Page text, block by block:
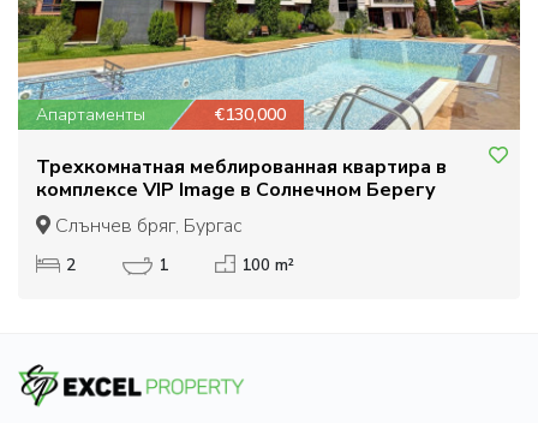
Апартаменты €130,000
Трехкомнатная меблированная квартира в
комплексе VIP Image в Солнечном Берегу
Слънчев бряг, Бургас
2 1 100 m²